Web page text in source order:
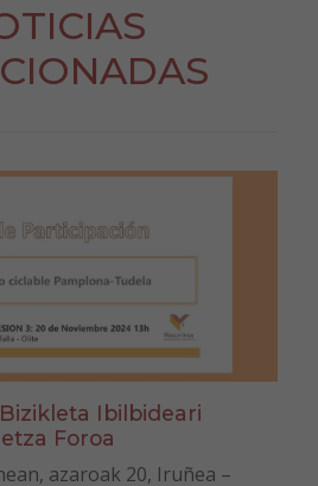
Ibilbideari
Foroa
azaroak 20, Iruñea –